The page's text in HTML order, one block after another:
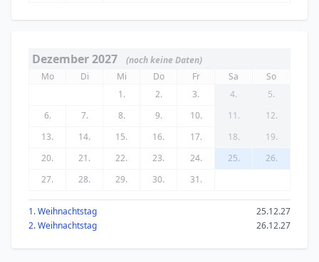
Dezember 2027
(noch keine Daten)
Mo
Di Mi Do Fr Sa
So
1.
2. 3. 4.
5.
6.
7. 8. 9. 10. 11.
12.
13.
14. 15. 16. 17. 18.
19.
20.
21. 22. 23. 24. 25.
26.
27.
28. 29. 30. 31.
1. Weihnachtstag
25.12.27
2. Weihnachtstag
26.12.27